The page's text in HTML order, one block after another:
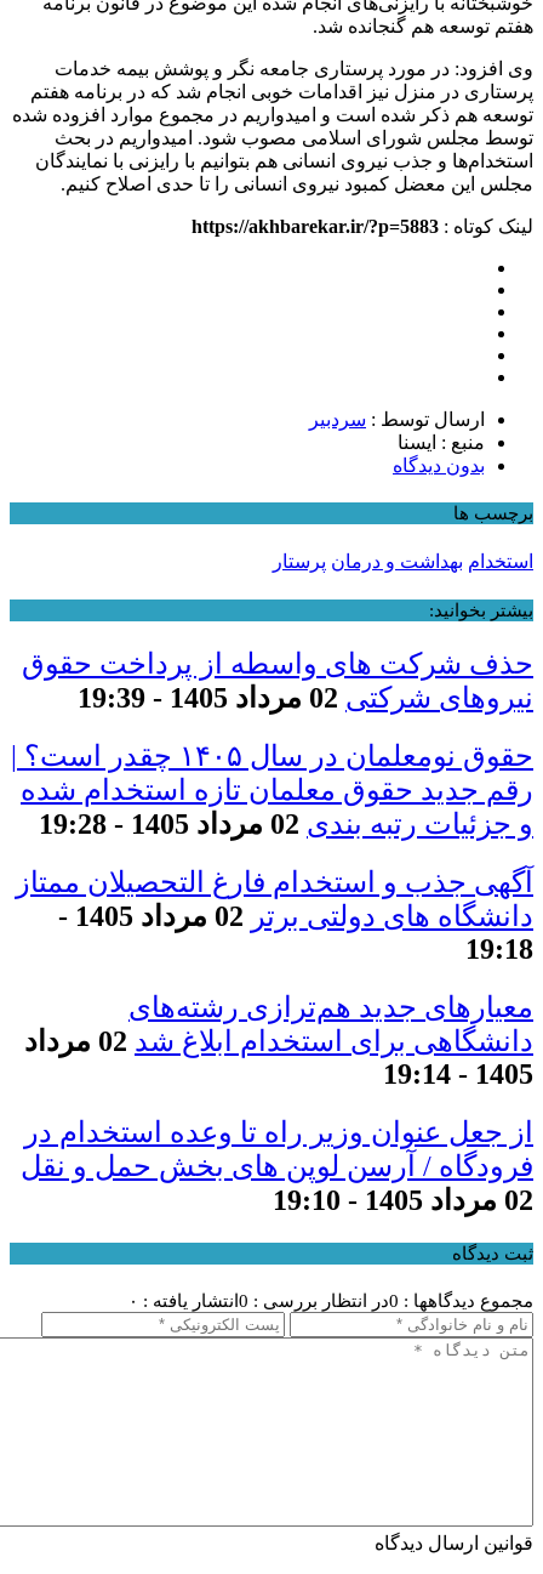
هفتم توسعه هم گنجانده شد.
وی افزود: در مورد پرستاری جامعه نگر و پوشش بیمه خدمات
پرستاری در منزل نیز اقدامات خوبی انجام شد که در برنامه هفتم
توسعه هم ذکر شده است و امیدواریم در مجموع موارد افزوده شده
توسط مجلس شورای اسلامی مصوب شود. امیدواریم در بحث
استخدام‌ها و جذب نیروی انسانی هم بتوانیم با رایزنی با نمایندگان
مجلس این معضل کمبود نیروی انسانی را تا حدی اصلاح کنیم.
لینک کوتاه : https://akhbarekar.ir/?p=5883
ارسال توسط : سردبیر
منبع : ایسنا
بدون دیدگاه
برچسب ها
استخدام بهداشت و درمان پرستار
بیشتر بخوانید:
حذف شرکت های واسطه از پرداخت حقوق
نیروهای شرکتی 02 مرداد 1405 - 19:39
حقوق نومعلمان در سال ۱۴۰۵ چقدر است؟ |
رقم جدید حقوق معلمان تازه استخدام شده
و جزئیات رتبه بندی 02 مرداد 1405 - 19:28
آگهی جذب و استخدام فارغ التحصیلان ممتاز
دانشگاه های دولتی برتر
02 مرداد 1405 -
19:18
معیار‌های جدید هم‌ترازی رشته‌های
دانشگاهی برای استخدام ابلاغ شد
02 مرداد
1405 - 19:14
از جعل عنوان وزیر راه تا وعده استخدام در
فرودگاه / آرسن لوپن های بخش حمل و نقل
02 مرداد 1405 - 19:10
ثبت دیدگاه
مجموع دیدگاهها : 0 در انتظار بررسی : 0 انتشار یافته : ۰
قوانین ارسال دیدگاه